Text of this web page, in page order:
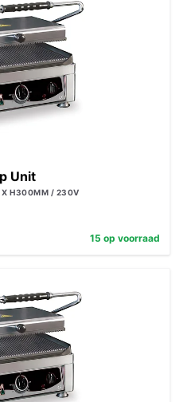
Unit
H300MM / 230V
15 op voorraad